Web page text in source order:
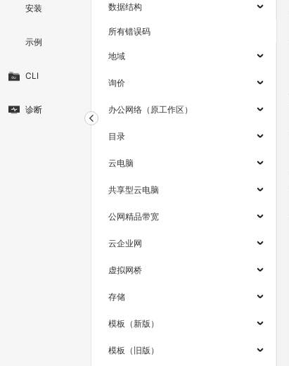
安装
示例
CLI
诊断
数据结构
所有错误码
地域
询价
办公网络（原工作区）
目录
云电脑
共享型云电脑
公网精品带宽
云企业网
虚拟网桥
存储
模板（新版）
模板（旧版）